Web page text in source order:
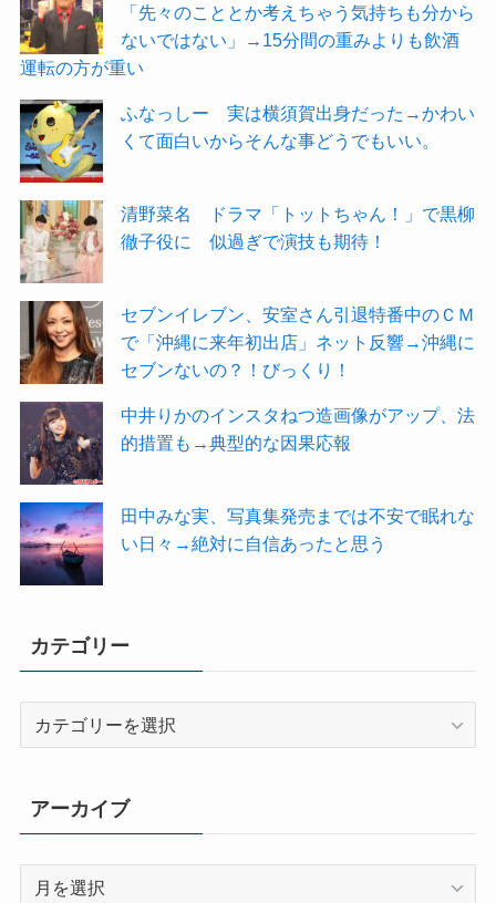
「先々のこととか考えちゃう気持ちも分から
ないではない」→15分間の重みよりも飲酒
運転の方が重い
ふなっしー 実は横須賀出身だった→かわい
くて面白いからそんな事どうでもいい。
清野菜名 ドラマ「トットちゃん！」で黒柳
徹子役に 似過ぎで演技も期待！
セブンイレブン、安室さん引退特番中のＣＭ
で「沖縄に来年初出店」ネット反響→沖縄に
セブンないの？！びっくり！
中井りかのインスタねつ造画像がアップ、法
的措置も→典型的な因果応報
田中みな実、写真集発売までは不安で眠れな
い日々→絶対に自信あったと思う
カテゴリー
リ
ー
アーカイブ